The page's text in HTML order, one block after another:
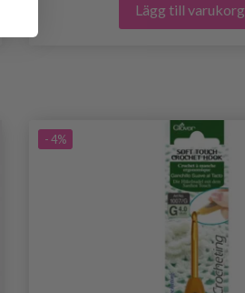
Lägg till
- 4%